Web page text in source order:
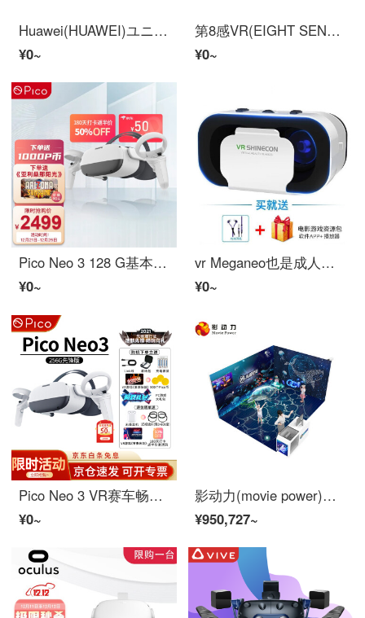
Huawei(HUAWEI)ユニバサワーおやおやvrメガネ成人ガルフレンドバーチャル性现实体セクシー3 D用品装置超清全景手游戏机ひばりの映画超清HD影视版+海量视频
¥0~
第8感VR(EIGHT SENSE VR)守護者2.0 r体験館娯楽装置vrリズム光剣体セクシーゲーム機vr大型装置セット
¥0~
Pico Neo 3 128 G基本版VRマシン骁龍XR 2瞳距離調節無線シリアルストリームSteamVR上千時間ゲーム内容
¥0~
vr Meganeo也是成人性用品巴查尔性现实体性感觉格尔法伦德3 D用品装置超清全景手游戏机HITAKI的电影优衣巴萨尔眼盖尔法伦德体性感觉游戏千幻VR+三次元ヘッドホン+资源
¥0~
Pico Neo 3 VR赛车畅玩steam骁龙VR MeganeWirelessシリアル4 K体性感觉游戏机Neo 3 256 G先锋版
¥0~
影动力(movie power)MR淘趣空间(4人版)科普益智児童vr游戏机大型体セクシー感覚混合现实MRメガネ创业商用装置
¥950,727~